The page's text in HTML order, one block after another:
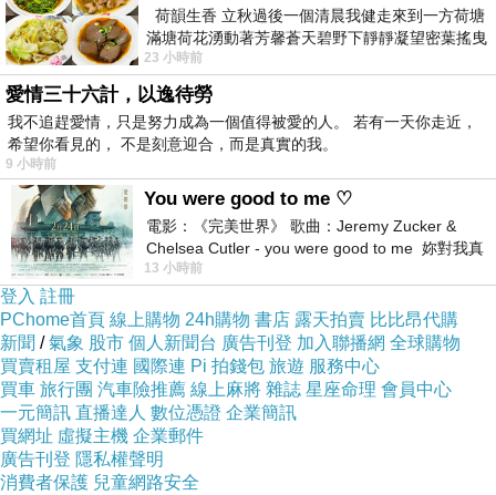
場環境，包括目標受眾、競爭格局和需求趨勢。
這有助於確定產品或服務的定位，提高市場競爭
力。
風險評估：局勢分析有助於識別潛在風險，如市
場飽和度、法規變化或經濟不穩定。這使您能夠
制定風險管理策略，降低潛在危機的影響。
競爭策略：瞭解競爭對手的優勢和弱點可幫助您
制定更有效的競爭策略，以在市場中脫穎而出。
目標設定：局勢分析有助於確定實現公司目標所
需的具體步驟，為業務發展提供明確的方向。
資源分配：基於局勢分析的結果，您可以更明智
地分配預算和資源，提高效率並減少浪費。
法規遵循：局勢分析有助於確保成立公司流程符
合所有法規要求，從而降低法律風險。
投資吸引力：擁有堅實的局勢分析有助於吸引投
荷韻生香 立秋過後一個清晨我健走來到一方荷塘
滿塘荷花湧動著芳馨蒼天碧野下靜靜凝望密葉搖曳
幽泉中復有蛙鳴嘓嘓水波裡搖曳
23 小時前
愛情三十六計，以逸待勞
我不追趕愛情，只是努力成為一個值得被愛的人。 若有一天你走近，
希望你看見的， 不是刻意迎合，而是真實的我。
9 小時前
You were good to me ♡
電影：《完美世界》 歌曲：Jeremy Zucker &
Chelsea Cutler - you were good to me 妳對我真
好 因
13 小時前
登入 註冊
PChome首頁 線上購物 24h購物 書店 露天拍賣 比比昂代購
新聞 /氣象 股市 個人新聞台 廣告刊登 加入聯播網 全球購物
買賣租屋 支付連 國際連 Pi 拍錢包 旅遊 服務中心
買車 旅行團 汽車險推薦 線上麻將 雜誌 星座命理 會員中心
一元簡訊 直播達人 數位憑證 企業簡訊
買網址 虛擬主機 企業郵件
廣告刊登 隱私權聲明
消費者保護 兒童網路安全